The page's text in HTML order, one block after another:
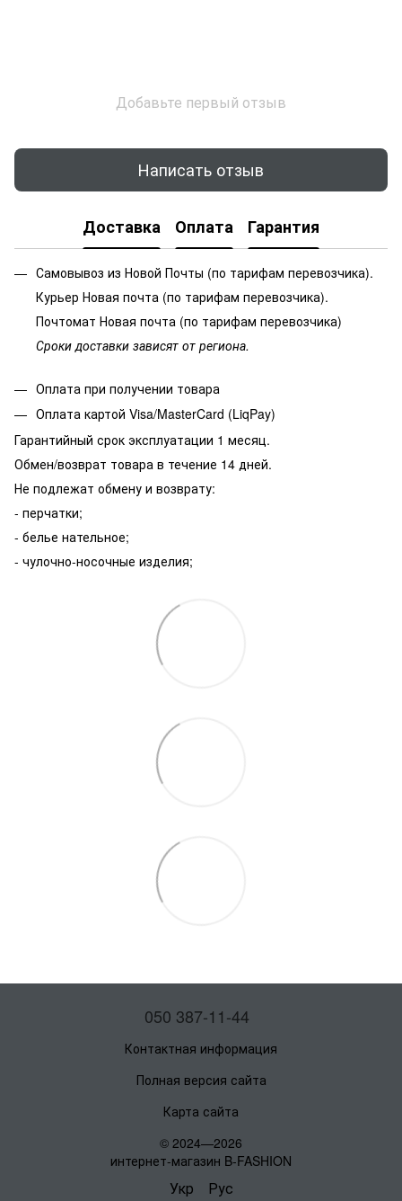
Добавьте первый отзыв
Написать отзыв
Доставка Оплата Гарантия
Самовывоз из Новой Почты (по тарифам перевозчика).
Курьер Новая почта (по тарифам перевозчика).
Почтомат Новая почта (по тарифам перевозчика)
Сроки доставки зависят от региона.
Оплата при получении товара
Оплата картой Visa/MasterCard (LiqPay)
Гарантийный срок эксплуатации 1 месяц.
Обмен/возврат товара в течение 14 дней.
Не подлежат обмену и возврату:
- перчатки;
- белье нательное;
- чулочно-носочные изделия;
050 387-11-44
Контактная информация
Полная версия сайта
Карта сайта
© 2024—2026
интернет-магазин B-FASHION
Укр Рус